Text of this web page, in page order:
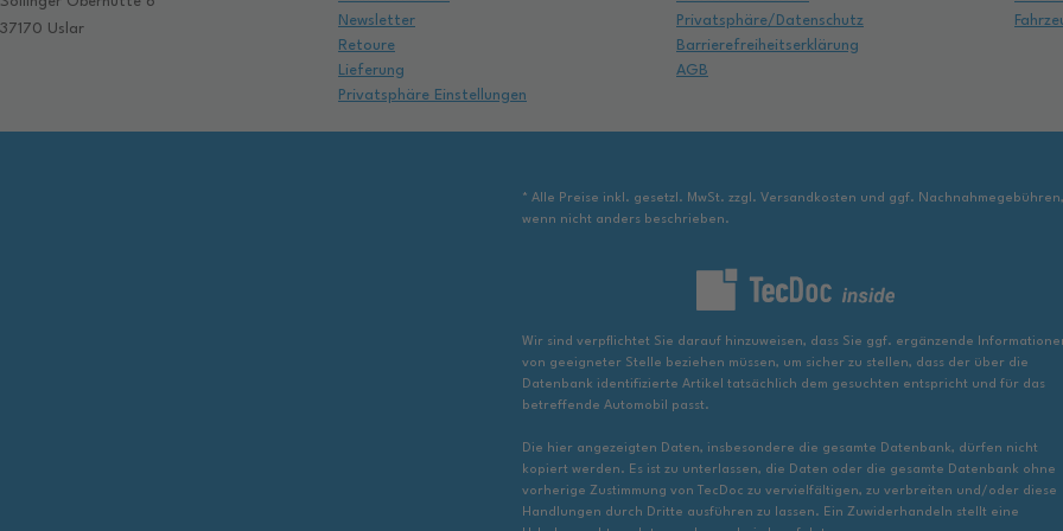
37170 Uslar
Newsletter
Retoure
Lieferung
Privatsphäre Einstellungen
Privatsphäre/Datenschutz
Barrierefreiheitserklärung
AGB
* Alle Preise inkl. gesetzl. MwSt. zzgl. Versandkosten und ggf. Nachnahmegebühren,
wenn nicht anders beschrieben.
Wir sind verpflichtet Sie darauf hinzuweisen, dass Sie ggf. ergänzende
von geeigneter Stelle beziehen müssen, um sicher zu stellen, dass der über die
Datenbank identifizierte Artikel tatsächlich dem gesuchten entspricht und für das
betreffende Automobil passt.
Die hier angezeigten Daten, insbesondere die gesamte Datenbank, dürfen nicht
kopiert werden. Es ist zu unterlassen, die Daten oder die gesamte Datenbank ohne
vorherige Zustimmung von TecDoc zu vervielfältigen, zu verbreiten und/oder diese
Handlungen durch Dritte ausführen zu lassen. Ein Zuwiderhandeln stellt eine